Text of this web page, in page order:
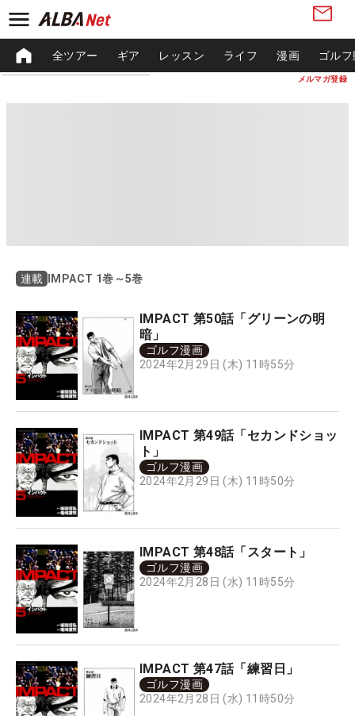
メルマガ登録
全ツアー ギア レッスン ライフ 漫画 ゴル
連載 IMPACT 1巻～5巻
IMPACT 第50話「グリーンの明
暗」
ゴルフ漫画
2024年2月29日 (木) 11時55分
IMPACT 第49話「セカンドショッ
ト」
ゴルフ漫画
2024年2月29日 (木) 11時50分
IMPACT 第48話「スタート」
ゴルフ漫画
2024年2月28日 (水) 11時55分
IMPACT 第47話「練習日」
ゴルフ漫画
2024年2月28日 (水) 11時50分